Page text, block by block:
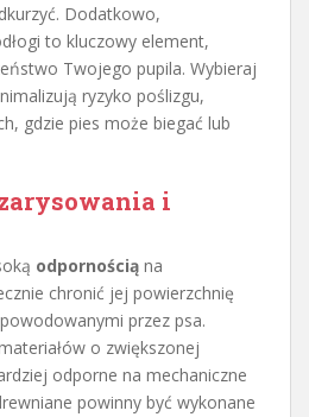
Dodatkowo,
to kluczowy element,
Twojego pupila. Wybieraj
ryzyko poślizgu,
gdzie pies może biegać lub
i
odpornością na
chronić jej powierzchnię
przez psa.
o zwiększonej
odporne na mechaniczne
powinny być wykonane